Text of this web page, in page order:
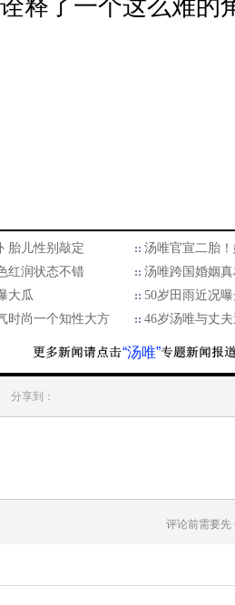
释了一个这么难的
胎儿性别敲定
汤唯官宣二胎
红润状态不错
汤唯跨国婚姻
大瓜
50岁田雨近况
时尚一个知性大方
46岁汤唯与丈
“汤唯”
分享到：
评论前需要先